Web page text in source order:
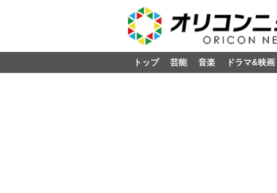
トップ 芸能 音楽 ドラマ&映画